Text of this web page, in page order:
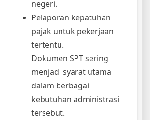
negeri.
Pelaporan kepatuhan
pajak untuk pekerjaan
tertentu.
Dokumen SPT sering
menjadi syarat utama
dalam berbagai
kebutuhan administrasi
tersebut.